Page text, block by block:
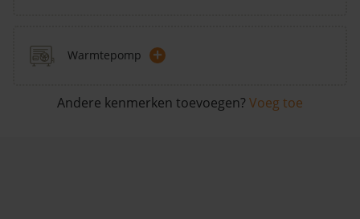
Warmtepomp +
Andere kenmerken toevoegen? Voeg toe